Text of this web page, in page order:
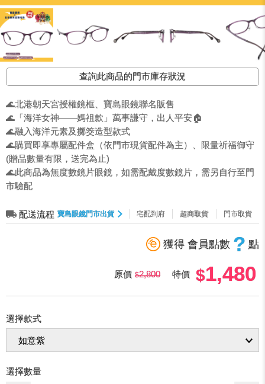
查詢此商品的門市庫存狀況
🌊北港朝天宮授權鏡框、寶島眼鏡聯名販售
🌊「海洋女神——媽祖款」萬事謙守，出人平安🏠
🌊融入海洋元素及擲筊造型款式
🌊購買即享專屬配件盒（依門市現貨配件為主）、限量祈福御守
(贈品數量有限，送完為止)
🌊此商品為無度數鏡片眼鏡，如需配戴度數鏡片，需另自行至門
市驗配
配送流程 寶島眼鏡門市出貨 宅配到府 超商取貨 門市取貨
獲得 會員點數 ? 點
原價 2,800 特價 1,480
選擇款式
選擇數量